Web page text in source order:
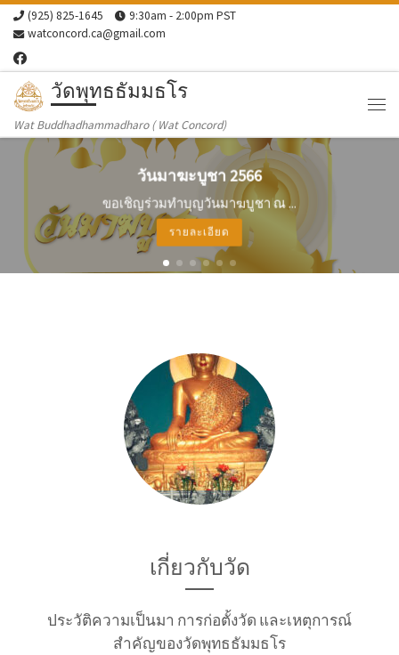
Skip to content
(925) 825-1645
9:30am - 2:00pm PST
watconcord.ca@gmail.com
วัดพุทธธัมมธโร
Wat Buddhadhammadharo ( Wat Concord)
วันมาฆะบูชา 2566
ขอเชิญร่วมทำบุญวันมาฆบูชา ณ ...
รายละเอียด
เกี่ยวกับวัด
ประวัติความเป็นมา การก่อตั้งวัด และเหตุการณ์
สำคัญของวัดพุทธธัมมธโร